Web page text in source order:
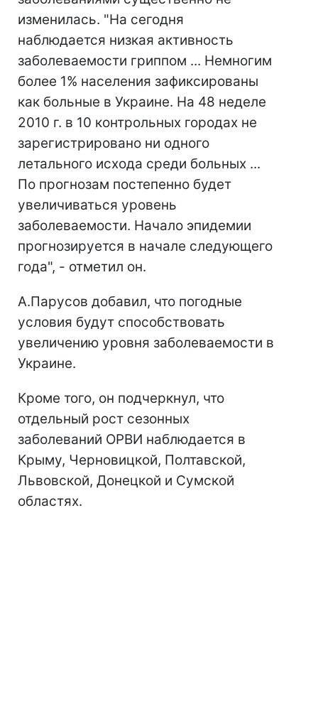
изменилась. "На сегодня
наблюдается низкая активность
заболеваемости гриппом ... Немногим
более 1% населения зафиксированы
как больные в Украине. На 48 неделе
2010 г. в 10 контрольных городах не
зарегистрировано ни одного
летального исхода среди больных ...
По прогнозам постепенно будет
увеличиваться уровень
заболеваемости. Начало эпидемии
прогнозируется в начале следующего
года", - отметил он.
А.Парусов добавил, что погодные
условия будут способствовать
увеличению уровня заболеваемости в
Украине.
Кроме того, он подчеркнул, что
отдельный рост сезонных
заболеваний ОРВИ наблюдается в
Крыму, Черновицкой, Полтавской,
Львовской, Донецкой и Сумской
областях.